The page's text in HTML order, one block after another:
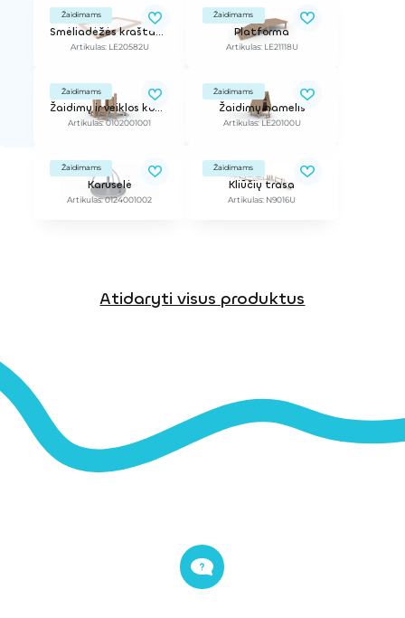
Žaidimams
Smėliadėžės kraštas, l - 2 m, h - 0,26 m
Artikulas: LE20582U
Žaidimams
Platforma
Artikulas: LE21118U
Žaidimams
Žaidimų ir veiklos kompleksas
Artikulas: 0102001001
Žaidimams
Žaidimų namelis
Artikulas: LE20100U
Žaidimams
Karuselė
Artikulas: 0124001002
Žaidimams
Kliūčių trasa
Artikulas: N9016U
Atidaryti visus produktus